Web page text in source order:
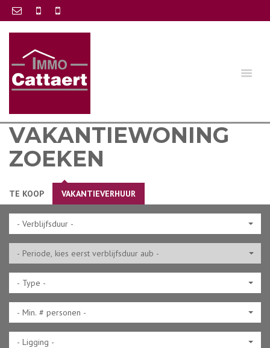
VAKANTIEWONING
ZOEKEN
- Verblijfsduur -
- Type -
- Min. # personen -
- Ligging -
TE KOOP VAKANTIEVERHUUR